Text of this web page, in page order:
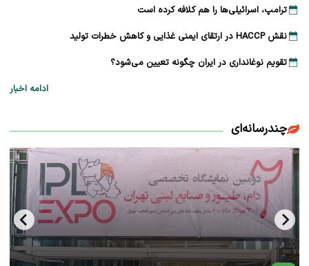
ترامپ، اسرائیلی‌ها را هم کلافه کرده است
نقش HACCP در ارتقای ایمنی غذایی و کاهش خطرات تولید
تقویم نوغانداری در ایران چگونه تعیین می‌شود؟
ادامه اخبار
چندرسانه‌ای